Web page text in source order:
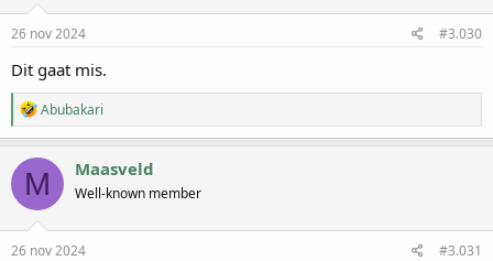
i
n
e
n
26 nov 2024 #3.030
Dit gaat mis.
W
a
a
r
d
e
r
i
n
Abubakari
M Maasveld
Well-known member
26 nov 2024 #3.031